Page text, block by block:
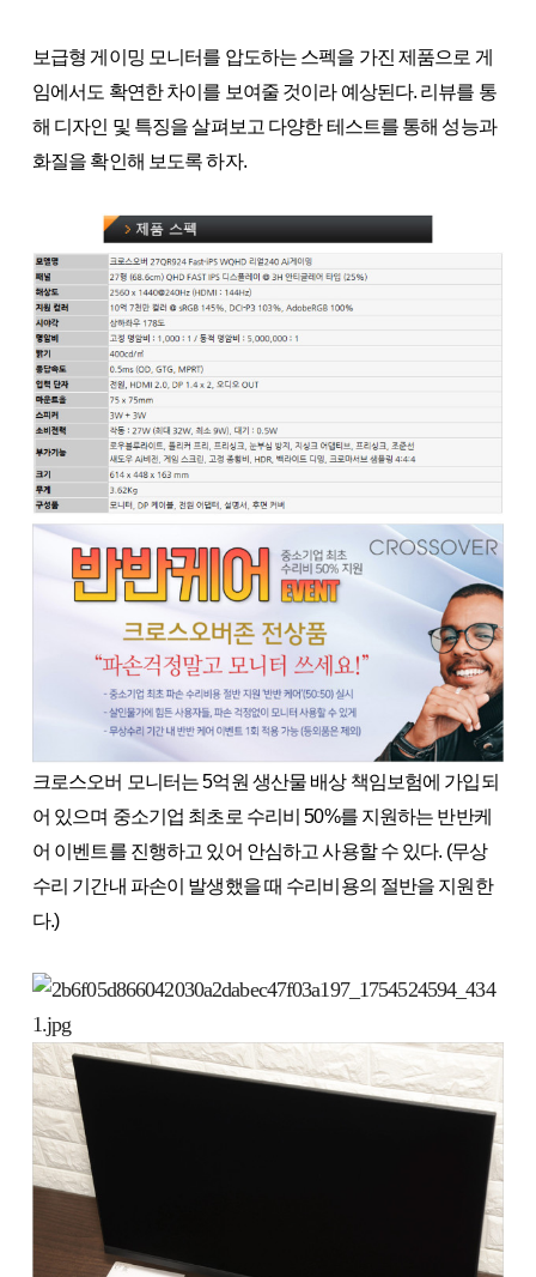
보급형 게이밍 모니터를 압도하는 스펙을 가진 제품으로 게
임에서도 확연한 차이를 보여줄 것이라 예상된다. 리뷰를 통
해 디자인 및 특징을 살펴보고 다양한 테스트를 통해 성능과
화질을 확인해 보도록 하자.
크로스오버 모니터는 5억원 생산물 배상 책임보험에 가입되
어 있으며 중소기업 최초로 수리비 50%를 지원하는 반반케
어 이벤트를 진행하고 있어 안심하고 사용할 수 있다. (무상
수리 기간내 파손이 발생했을 때 수리비용의 절반을 지원한
다.)